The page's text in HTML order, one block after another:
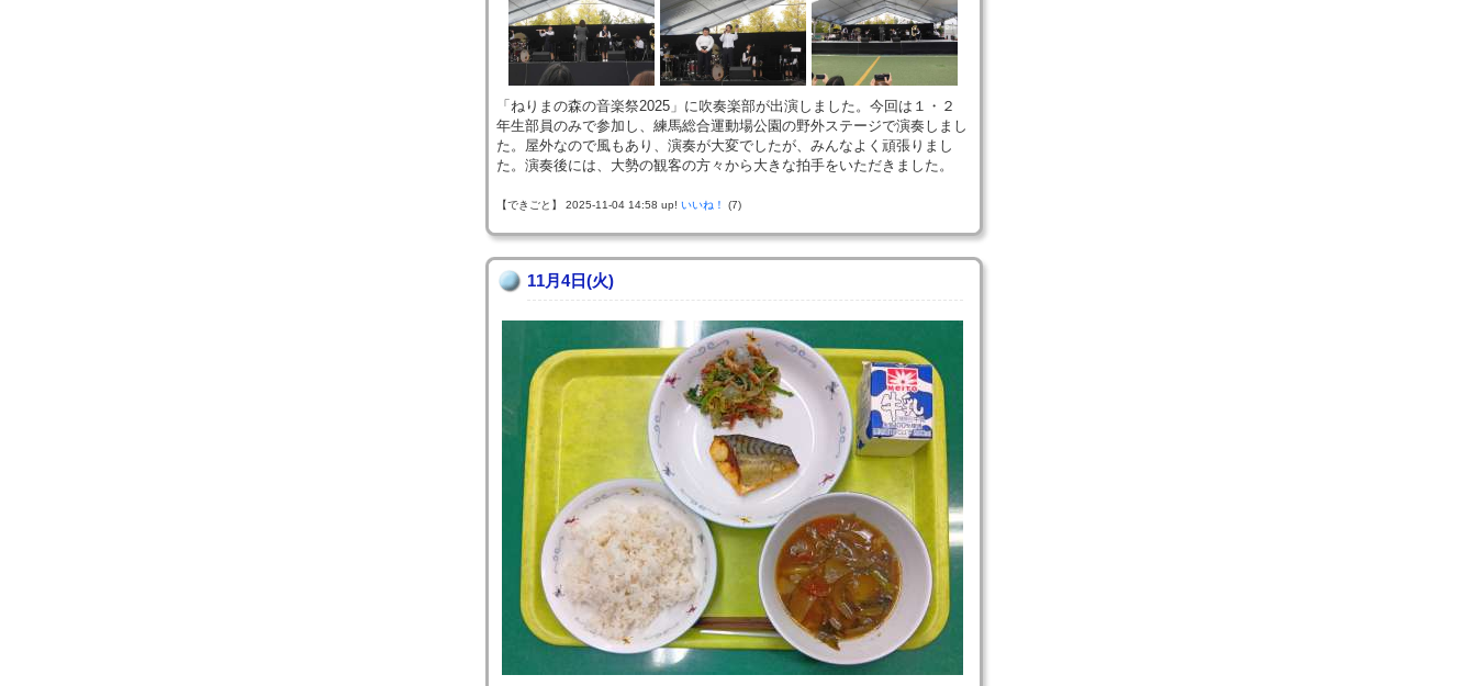
「ねりまの森の音楽祭2025」に吹奏楽部が出演しました。今回は１・２
年生部員のみで参加し、練馬総合運動場公園の野外ステージで演奏しまし
た。屋外なので風もあり、演奏が大変でしたが、みんなよく頑張りまし
た。演奏後には、大勢の観客の方々から大きな拍手をいただきました。
【できごと】 2025-11-04 14:58 up! いいね！ (7)
11月4日(火)